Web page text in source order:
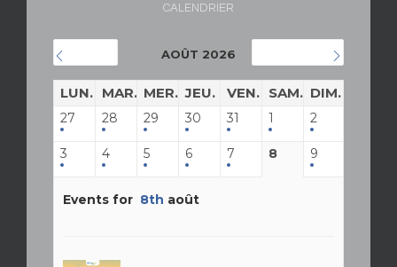
CALENDRIER
AOÛT 2026
LUN. MAR. MER. JEU. VEN. SAM. DIM.
27 28 29 30 31 1 2
3 4 5 6 7 8 9
Events for 8th août